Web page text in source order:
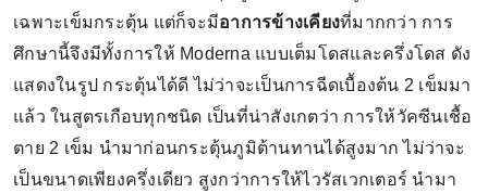
เฉพาะเข็มกระตุ้น แต่ก็จะมีอาการข้างเคียงที่มากกว่า การ
ศึกษานี้จึงมีทั้งการให้ Moderna แบบเต็มโดสและครึ่งโดส ดัง
แสดงในรูป กระตุ้นได้ดี ไม่ว่าจะเป็นการฉีดเบื้องต้น 2 เข็มมา
แล้ว ในสูตรเกือบทุกชนิด เป็นที่น่าสังเกตว่า การให้วัคซีนเชื้อ
ตาย 2 เข็ม นำมาก่อนกระตุ้นภูมิต้านทานได้สูงมาก ไม่ว่าจะ
เป็นขนาดเพียงครึ่งเดียว สูงกว่าการให้ไวรัสเวกเตอร์ นำมา